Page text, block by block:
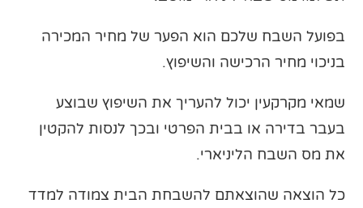
בפועל השבח שלכם הוא הפער של מחיר המכירה
בניכוי מחיר הרכישה והשיפוץ.
שמאי מקרקעין יכול להעריך את השיפוץ שבוצע
בעבר בדירה או בבית הפרטי ובכך לנסות להקטין
את מס השבח הליניארי.
כל הוצאה שהוצאתם להשבחת הבית צמודה למדד